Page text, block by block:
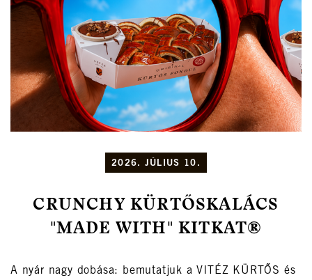
2026. JÚLIUS 10.
CRUNCHY KÜRTŐSKALÁCS
"MADE WITH" KITKAT®
A nyár nagy dobása: bemutatjuk a VITÉZ KÜRTŐS és